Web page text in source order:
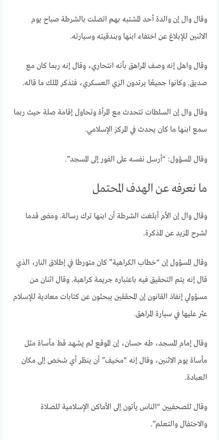
وقال وال إن والدة أحد المشتبه بهم اتصلت بالشرطة صباح يوم
الاثنين للإبلاغ عن اختفاء ابنها وبندقيته وسيارته.
وقال واهل إنه وصف المراهق بأنه انتحاري، وقال إنه ربما كان مع
صديق. وكانوا جميعًا يرتدون الزي العسكري، فتذكر الملك ما قاله.
وقال وال إن السلطات تتحدث مع المرأة وتحاول إقامة صلة حيث ربما
سمع ابنها ما كان يحدث في المركز الإسلامي.
وقال المسؤول: “أرسل نفسه على الفور إلى المسجد”.
ما نعرفه عن الهدف المحتمل
وقال وال إن الأم أبلغت الشرطة أن ابنها ترك رسالة. ومضى قدما
لشرح المزيد عن المذكرة.
وقال المسؤول إن “خطاب الكراهية” كان متورطا في إطلاق النار، الذي
قال إنه يتم التحقيق فيه باعتباره جريمة كراهية. وقال اثنان من
مسؤولي إنفاذ القانون إن المحققين يبحثون عن كتابات معادية للإسلام
عثر عليها في سيارة المراهق.
وقال إمام المسجد، طه حسان، إن الموقع لم يشهد قط مأساة مثل
مأساة يوم الاثنين، وقال إنه “مخيف” أن ينظر أي شخص إلى مكان
العبادة.
وقال للصحفيين “الناس يأتون إلى الأماكن الإسلامية للصلاة
والاحتفال والتعلم”.